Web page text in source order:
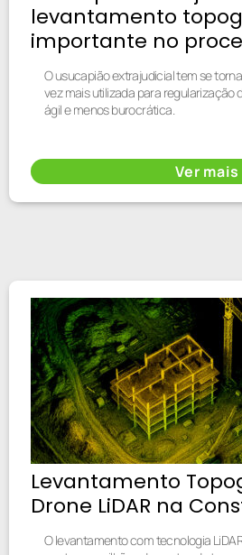
levantamento
importante no
O usucapião extrajudicial tem se
vez mais utilizada para regularização
ágil e menos burocrática.
Ver mais
Levantamento
Drone LiDAR na
O levantamento com tecnologia